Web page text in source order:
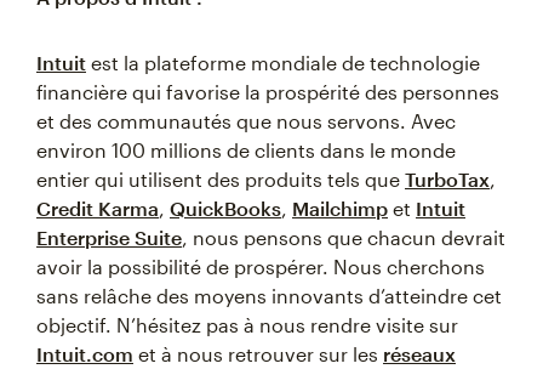
Intuit est la plateforme mondiale de technologie
financière qui favorise la prospérité des personnes
et des communautés que nous servons. Avec
environ 100 millions de clients dans le monde
entier qui utilisent des produits tels que TurboTax
Credit Karma QuickBooks Mailchimp et Intuit
Enterprise Suite , nous pensons que chacun devrait
avoir la possibilité de prospérer. Nous cherchons
sans relâche des moyens innovants d’atteindre cet
objectif. N’hésitez pas à nous rendre visite sur
Intuit.com et à nous retrouver sur les réseaux